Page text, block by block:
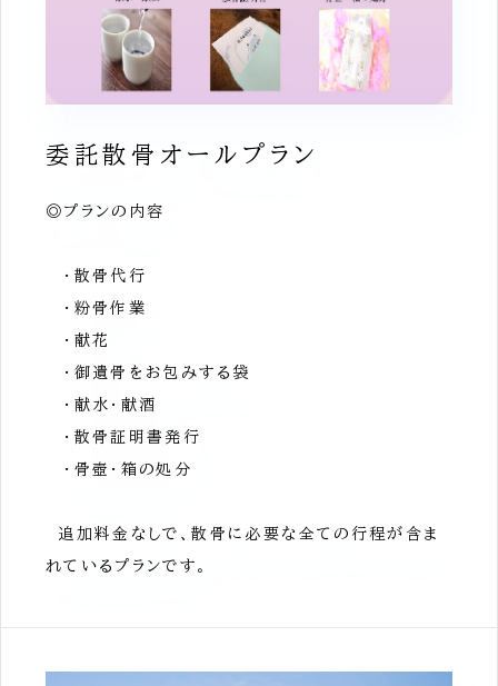
委託散骨オールプラン
◎プランの内容
・散骨代行
・粉骨作業
・献花
・御遺骨をお包みする袋
・献水・献酒
・散骨証明書発行
・骨壺・箱の処分
追加料金なしで、散骨に必要な全ての行程が含ま
れているプランです。